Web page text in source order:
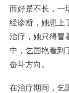
而好景不长，一
经诊断，她患上
治疗，她只得冒
中，乞国艳看到
奋斗方向。
在治疗期间，乞